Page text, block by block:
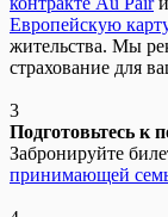
Европейскую
жительства. Мы
страхование для
3
Подготовьтесь к
Забронируйте
принимающей